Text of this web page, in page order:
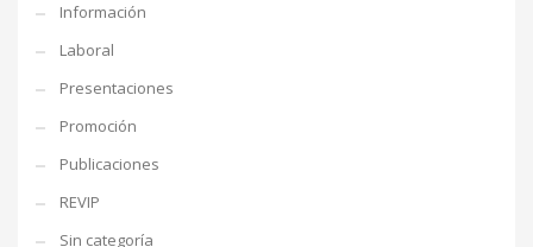
Información
Laboral
Presentaciones
Promoción
Publicaciones
REVIP
Sin categoría